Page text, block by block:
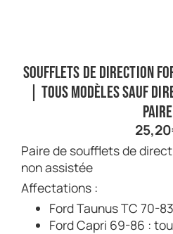
Soufflets de direction
| Tous modèles sauf
paire
25,20
Paire de soufflets de direction pour crémaillère
non assistée
Affectations :
Ford Taunus TC 70-
Ford Capri 69-86 :